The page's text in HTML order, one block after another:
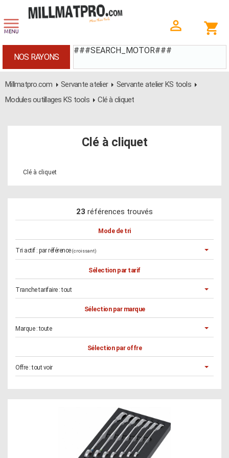
###SEARCH_MOTOR###
NOS RAYONS
Millmatpro.com Servante atelier
Servante atelier KS tools
Modules outillages KS tools
Clé à cliquet
Clé à cliquet
Clé à cliquet
23 références trouvés
Mode de tri
Tri actif : par référence (croissant)
Sélection par tarif
Tranche tarifaire :tout
Sélection par marque
Marque :toute
Sélection par offre
Offre :tout voir